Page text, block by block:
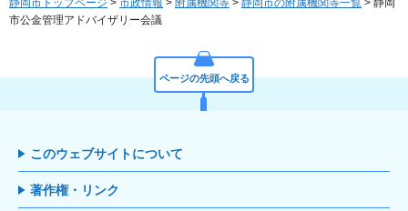
静岡市トップページ > 市政情報 > 附属機関等 > 静岡市の附属機関等一覧 > 静岡
市公金管理アドバイザリー会議
ページの先頭へ戻る
このウェブサイトについて
著作権・リンク